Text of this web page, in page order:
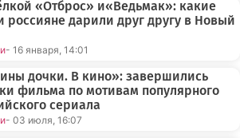
«Отброс» и«Ведьмак»: какие
россияне дарили друг другу в Новый
- 16 января, 14:01
дочки. В кино»: завершились
фильма по мотивам популярного
сериала
- 03 июля, 16:07